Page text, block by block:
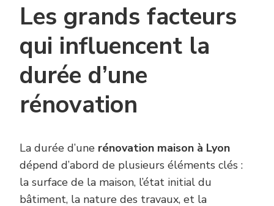
Les grands facteurs
qui influencent la
durée d’une
rénovation
La durée d’une rénovation maison à Lyon
dépend d’abord de plusieurs éléments clés :
la surface de la maison, l’état initial du
bâtiment, la nature des travaux, et la